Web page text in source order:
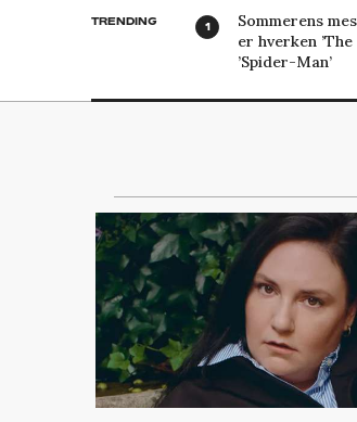
TRENDING
Sommerens
er hverken
’Spider-Man’